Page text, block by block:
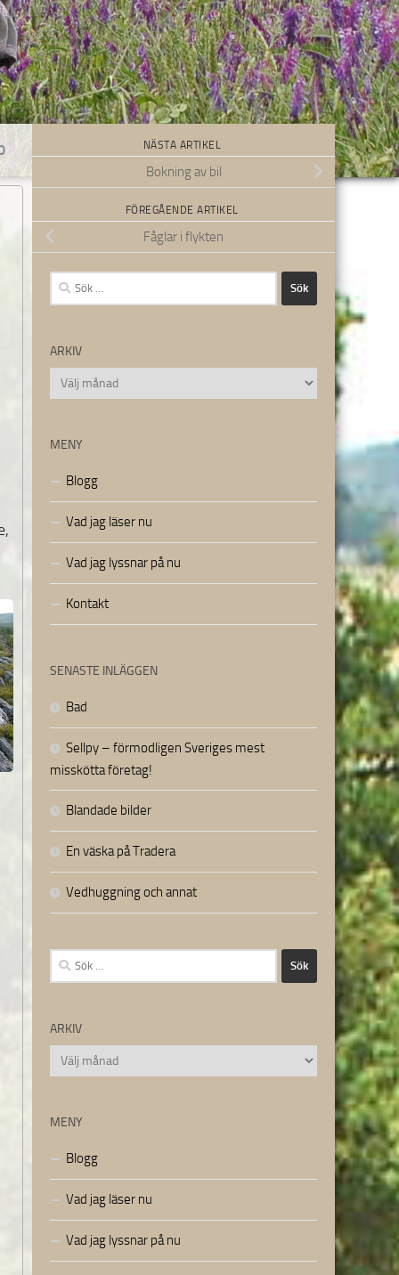
NÄSTA ARTIKEL
Bokning av bil
FÖREGÅENDE ARTIKEL
Fåglar i flykten
Sök
efter:
ARKIV
Arkiv
MENY
Blogg
Vad jag läser nu
Vad jag lyssnar på nu
Kontakt
SENASTE INLÄGGEN
Bad
Sellpy – förmodligen Sveriges mest
misskötta företag!
Blandade bilder
En väska på Tradera
Vedhuggning och annat
Sök
efter:
ARKIV
Arkiv
MENY
Blogg
Vad jag läser nu
Vad jag lyssnar på nu